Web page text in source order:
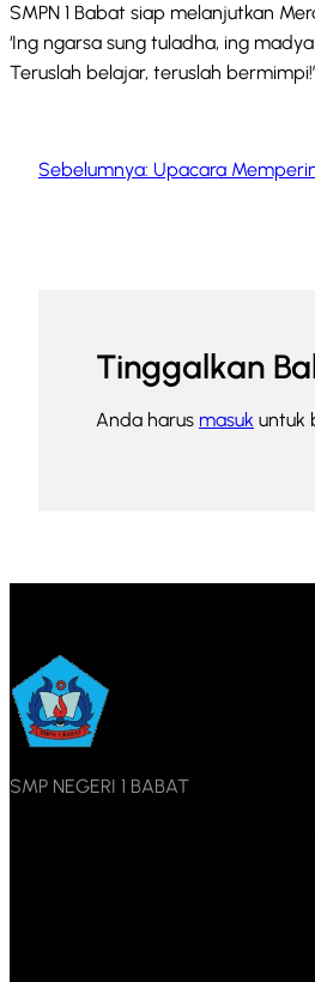
SMPN 1 Babat siap melanjutkan
‘Ing ngarsa sung tuladha, ing
Teruslah belajar, teruslah
Sebelumnya: Upacara
Tinggalkan
Anda harus masuk untuk
SMP NEGERI 1 BABAT